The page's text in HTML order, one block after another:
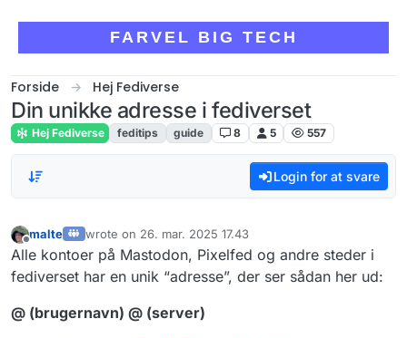
FARVEL BIG TECH
Forside Hej Fediverse
Din unikke adresse i fediverset
Hej Fediverse feditips guide 8 5 557
Login for at svare
Offline
malte wrote on 26. mar. 2025 17.43
sidst redigeret af
Alle kontoer på Mastodon, Pixelfed og andre steder i
fediverset har en unik “adresse”, der ser sådan her ud:
@ (brugernavn) @ (server)